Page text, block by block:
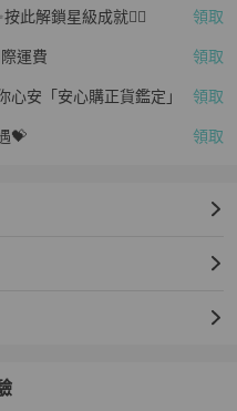
此解鎖星級成就👆🏻 領取
運費 領取
安「安心購正貨鑑定」 領取
💝 領取